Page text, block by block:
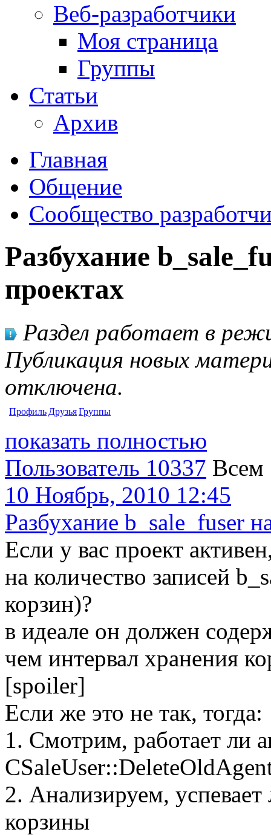
Веб-разработчики
Моя страница
Группы
Статьи
Архив
Главная
Общение
Сообщество
Разбухание
проектах
Раздел работает в
Публикация новых
отключена.
Профиль ДрузьяГруппы
показать полностью
Пользователь 10337 Всем
10 Ноябрь, 2010 12:45
Разбухание b_sale_fuser
Если у вас проект
на количество записей
корзин)?
в идеале он должен
чем интервал хранения
[spoiler]
Если же это не так, тогда:
1. Смотрим, работает ли
2. Анализируем, успевает
корзины